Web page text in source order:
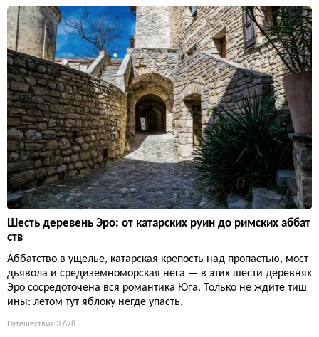
Шесть деревень Эро: от катарских руин до римских аббат
ств
Аббатство в ущелье, катарская крепость над пропастью, мост
дьявола и средиземноморская нега — в этих шести деревнях
Эро сосредоточена вся романтика Юга. Только не ждите тиш
ины: летом тут яблоку негде упасть.
Путешествия 3 678